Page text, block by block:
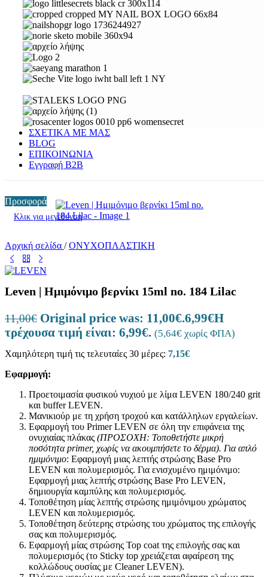
ΣΧΕΤΙΚΑ ΜΕ ΜΑΣ
BLOG
ΕΠΙΚΟΙΝΩΝΙΑ
Εγγραφή Β2Β
Προσφορά
Κλικ για μεγέθυνση
Αρχική σελίδα / ΟΝΥΧΟΠΛΑΣΤΙΚΗ
Leven | Ημιμόνιμο βερνίκι 15ml no. 184 Lilac
11,00€ Original price was: 11,00€.6,99€Η
τρέχουσα τιμή είναι: 6,99€. (5,64€ χωρίς ΦΠΑ)
Χαμηλότερη τιμή τις τελευταίες 30 μέρες: 7,15€
Εφαρμογή:
Προετοιμασία φυσικού νυχιού με λίμα LEVEN 180/240 grit
και buffer LEVEN.
Μανικιούρ με τη χρήση τροχού και κατάλληλων εργαλείων.
Εφαρμογή του Primer LEVEN σε όλη την επιφάνεια της
ονυχιαίας πλάκας (ΠΡΟΣΟΧΗ: Τοποθετήστε μικρή
ποσότηταprimer, χωρίς να ακουμπήσετε το δέρμα). Για απλό
ημιμόνιμο: Εφαρμογή μιας λεπτής στρώσης Base Pro
LEVEN και πολυμερισμός. Για ενισχυμένο ημιμόνιμο:
Εφαρμογή μιας λεπτής στρώσης Base Pro LEVEN,
δημιουργία καμπύλης και πολυμερισμός.
Τοποθέτηση μίας λεπτής στρώσης ημιμόνιμου χρώματος
LEVEN και πολυμερισμός.
Τοποθέτηση δεύτερης στρώσης του χρώματος της επιλογής
σας και πολυμερισμός.
Εφαρμογή μίας στρώσης Top coat της επιλογής σας και
πολυμερισμός (το Sticky top χρειάζεται αφαίρεση της
κολλώδους ουσίας με Cleaner LEVEN).